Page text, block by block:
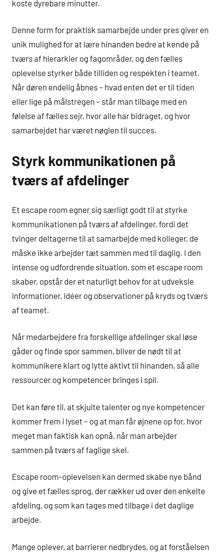
koste dyrebare minutter.
Denne form for praktisk samarbejde under pres giver en
unik mulighed for at lære hinanden bedre at kende på
tværs af hierarkier og fagområder, og den fælles
oplevelse styrker både tilliden og respekten i teamet.
Når døren endelig åbnes – hvad enten det er til tiden
eller lige på målstregen – står man tilbage med en
følelse af fælles sejr, hvor alle har bidraget, og hvor
samarbejdet har været nøglen til succes.
Styrk kommunikationen på
tværs af afdelinger
Et escape room egner sig særligt godt til at styrke
kommunikationen på tværs af afdelinger, fordi det
tvinger deltagerne til at samarbejde med kolleger, de
måske ikke arbejder tæt sammen med til daglig. I den
intense og udfordrende situation, som et escape room
skaber, opstår der et naturligt behov for at udveksle
informationer, idéer og observationer på kryds og tværs
af teamet.
Når medarbejdere fra forskellige afdelinger skal løse
gåder og finde spor sammen, bliver de nødt til at
kommunikere klart og lytte aktivt til hinanden, så alle
ressourcer og kompetencer bringes i spil.
Det kan føre til, at skjulte talenter og nye kompetencer
kommer frem i lyset – og at man får øjnene op for, hvor
meget man faktisk kan opnå, når man arbejder
sammen på tværs af faglige skel.
Escape room-oplevelsen kan dermed skabe nye bånd
og give et fælles sprog, der rækker ud over den enkelte
afdeling, og som kan tages med tilbage i det daglige
arbejde.
Mange oplever, at barrierer nedbrydes, og at forståelsen